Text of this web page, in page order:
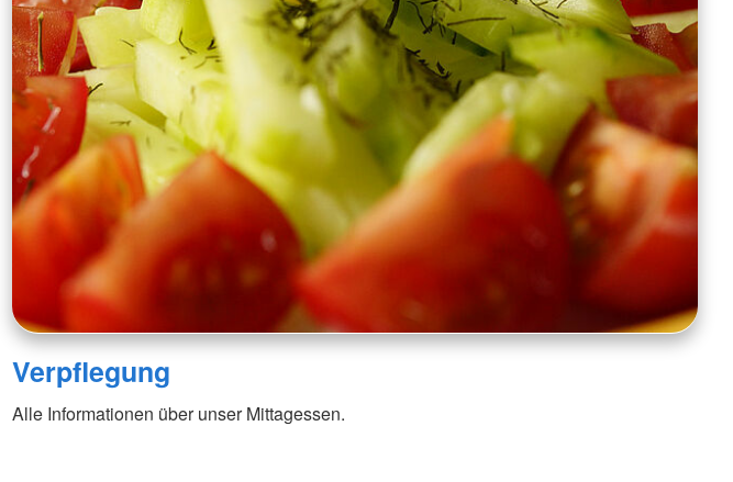
Verpflegung
Alle Informationen über unser Mittagessen.